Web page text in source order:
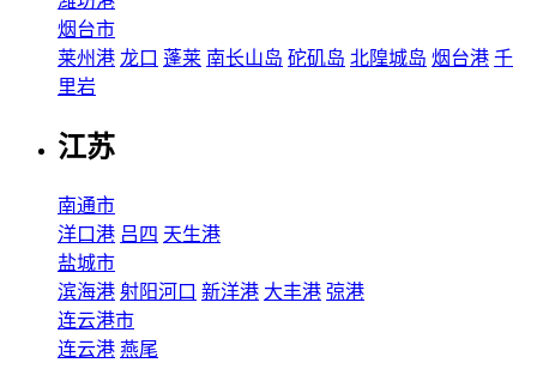
烟台市
莱州港 龙口 蓬莱 南长山岛 砣矶岛 北隍城岛 烟台港 千
里岩
江苏
南通市
洋口港 吕四 天生港
盐城市
滨海港 射阳河口 新洋港 大丰港 弶港
连云港市
连云港 燕尾